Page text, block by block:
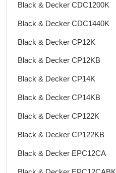
Black & Decker CDC1200K
Black & Decker CDC1440K
Black & Decker CP12K
Black & Decker CP12KB
Black & Decker CP14K
Black & Decker CP14KB
Black & Decker CP122K
Black & Decker CP122KB
Black & Decker EPC12CA